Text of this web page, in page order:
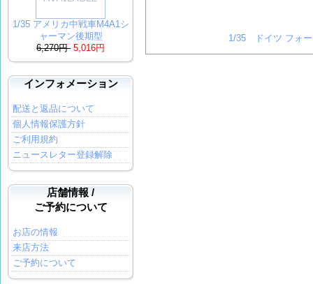
1/35 アメリカ中戦車M4A1シ
ャーマン後期型
6,270円 5,016円
インフォメーション
配送と返品について
個人情報保護方針
ご利用規約
ニュースレター登録解除
店舗情報 /
ご予約について
お店の情報
来店方法
ご予約について
1/35 ドイツ フォー